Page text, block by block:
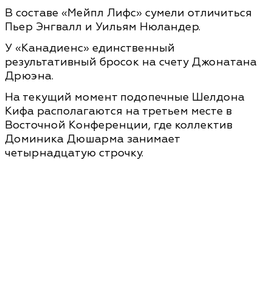
В составе «Мейпл Лифс» сумели отличиться
Пьер Энгвалл и Уильям Нюландер.
У «Канадиенс» единственный
результативный бросок на счету Джонатана
Дрюэна.
На текущий момент подопечные Шелдона
Кифа располагаются на третьем месте в
Восточной Конференции, где коллектив
Доминика Дюшарма занимает
четырнадцатую строчку.